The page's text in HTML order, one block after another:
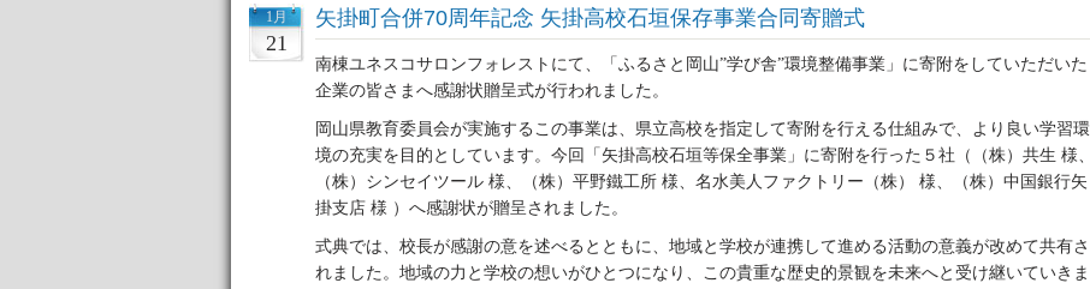
1月
21
矢掛町合併70周年記念 矢掛高校石垣保存事業合同寄贈式
南棟ユネスコサロンフォレストにて、「ふるさと岡山”学び舎”環境整備事業」に寄附をしていただいた
企業の皆さまへ感謝状贈呈式が行われました。
岡山県教育委員会が実施するこの事業は、県立高校を指定して寄附を行える仕組みで、より良い学習環
境の充実を目的としています。今回「矢掛高校石垣等保全事業」に寄附を行った５社（（株）共生 様、
（株）シンセイツール 様、（株）平野鐵工所 様、名水美人ファクトリー（株） 様、（株）中国銀行矢
掛支店 様 ）へ感謝状が贈呈されました。
式典では、校長が感謝の意を述べるとともに、地域と学校が連携して進める活動の意義が改めて共有さ
れました。地域の力と学校の想いがひとつになり、この貴重な歴史的景観を未来へと受け継いていきま